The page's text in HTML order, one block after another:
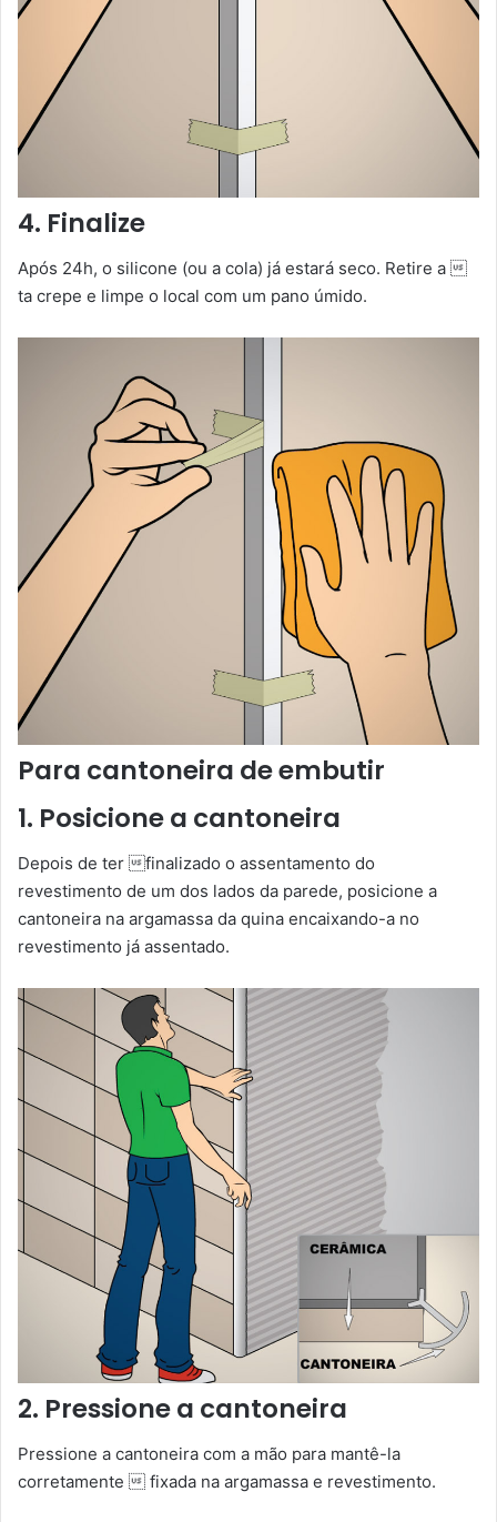
4. Finalize
Após 24h, o silicone (ou a cola) já estará seco. Retire a
ta crepe e limpe o local com um pano úmido.
Para cantoneira de embutir
1. Posicione a cantoneira
Depois de ter finalizado o assentamento do
revestimento de um dos lados da parede, posicione a
cantoneira na argamassa da quina encaixando-a no
revestimento já assentado.
2. Pressione a cantoneira
Pressione a cantoneira com a mão para mantê-la
corretamente  fixada na argamassa e revestimento.